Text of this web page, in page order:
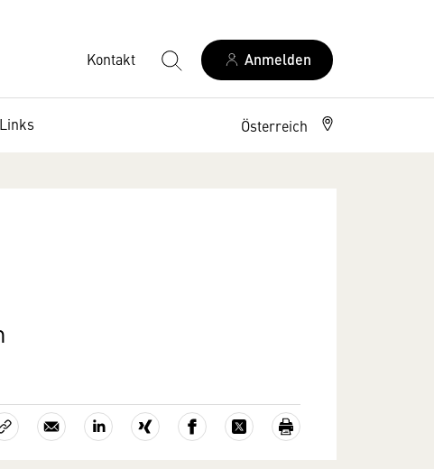
Kontakt Anmelden
Links Österreich